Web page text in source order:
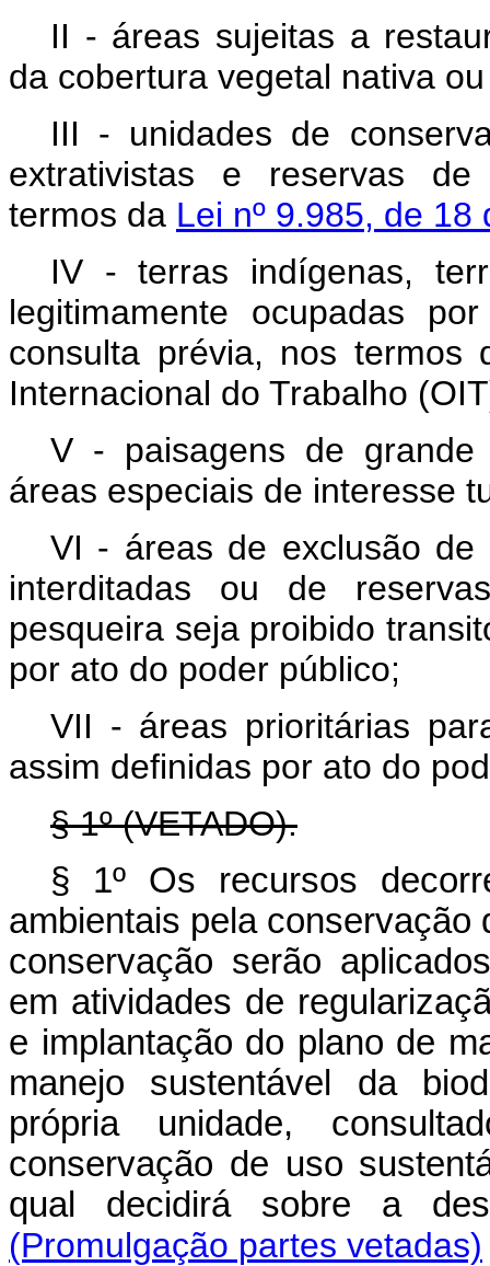
II - áreas sujeitas a
da cobertura vegetal nativa
III - unidades de
extrativistas e reservas de
termos da Lei nº 9.985, de
IV - terras indígenas,
legitimamente ocupadas
consulta prévia, nos termos
Internacional do Trabalho
V - paisagens de grande
áreas especiais de interesse
VI - áreas de exclusão de
interditadas ou de
pesqueira seja proibido
por ato do poder público;
VII - áreas prioritárias
assim definidas por ato do
§ 1º (VETADO).
§ 1º Os recursos
ambientais pela conservação
conservação serão
em atividades de
e implantação do plano de
manejo sustentável da
própria unidade,
conservação de uso
qual decidirá sobre a
(Promulgação partes vetadas)